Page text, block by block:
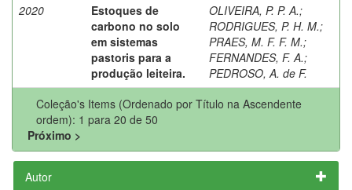
2020
Estoques de
carbono no solo
em sistemas
pastoris para a
produção leiteira.
OLIVEIRA, P. P. A.;
RODRIGUES, P. H. M.;
PRAES, M. F. F. M.;
FERNANDES, F. A.;
PEDROSO, A. de F.
Coleção's Items (Ordenado por Título na Ascendente
ordem): 1 para 20 de 50
Próximo >
Autor